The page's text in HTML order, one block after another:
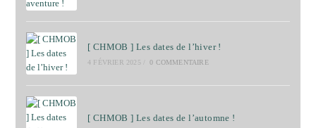
[ CHMOB ] Les dates de l’hiver !
4 FÉVRIER 2025 0 COMMENTAIRE
[ CHMOB ] Les dates de l’automne !